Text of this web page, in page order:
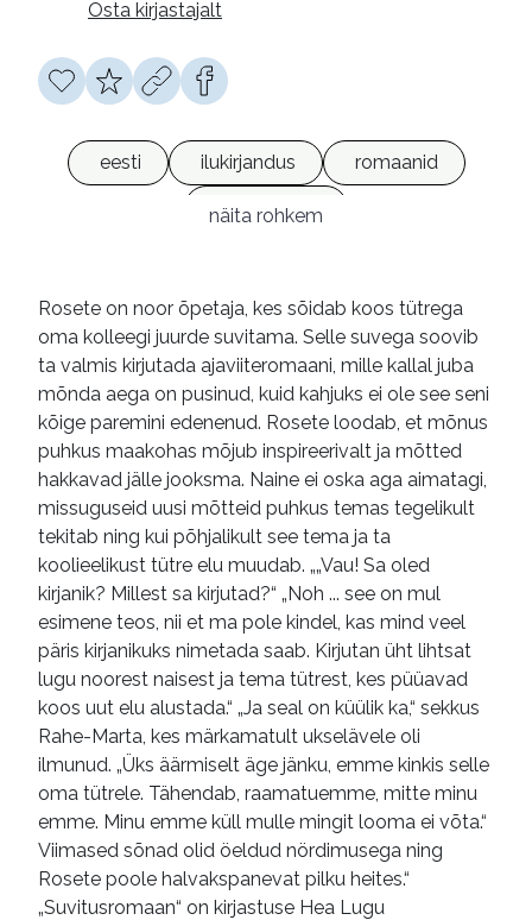
Osta kirjastajalt
eesti ilukirjandus
romaanid
e-raamatud
näita rohkem
Rosete on noor õpetaja, kes sõidab koos tütrega
oma kolleegi juurde suvitama. Selle suvega soovib
ta valmis kirjutada ajaviiteromaani, mille kallal juba
mõnda aega on pusinud, kuid kahjuks ei ole see seni
kõige paremini edenenud. Rosete loodab, et mõnus
puhkus maakohas mõjub inspireerivalt ja mõtted
hakkavad jälle jooksma. Naine ei oska aga aimatagi,
missuguseid uusi mõtteid puhkus temas tegelikult
tekitab ning kui põhjalikult see tema ja ta
koolieelikust tütre elu muudab. „„Vau! Sa oled
kirjanik? Millest sa kirjutad?“ „Noh ... see on mul
esimene teos, nii et ma pole kindel, kas mind veel
päris kirjanikuks nimetada saab. Kirjutan üht lihtsat
lugu noorest naisest ja tema tütrest, kes püüavad
koos uut elu alustada.“ „Ja seal on küülik ka,“ sekkus
Rahe-Marta, kes märkamatult ukselävele oli
ilmunud. „Üks äärmiselt äge jänku, emme kinkis selle
oma tütrele. Tähendab, raamatuemme, mitte minu
emme. Minu emme küll mulle mingit looma ei võta.“
Viimased sõnad olid öeldud nördimusega ning
Rosete poole halvakspanevat pilku heites.“
„Suvitusromaan“ on kirjastuse Hea Lugu